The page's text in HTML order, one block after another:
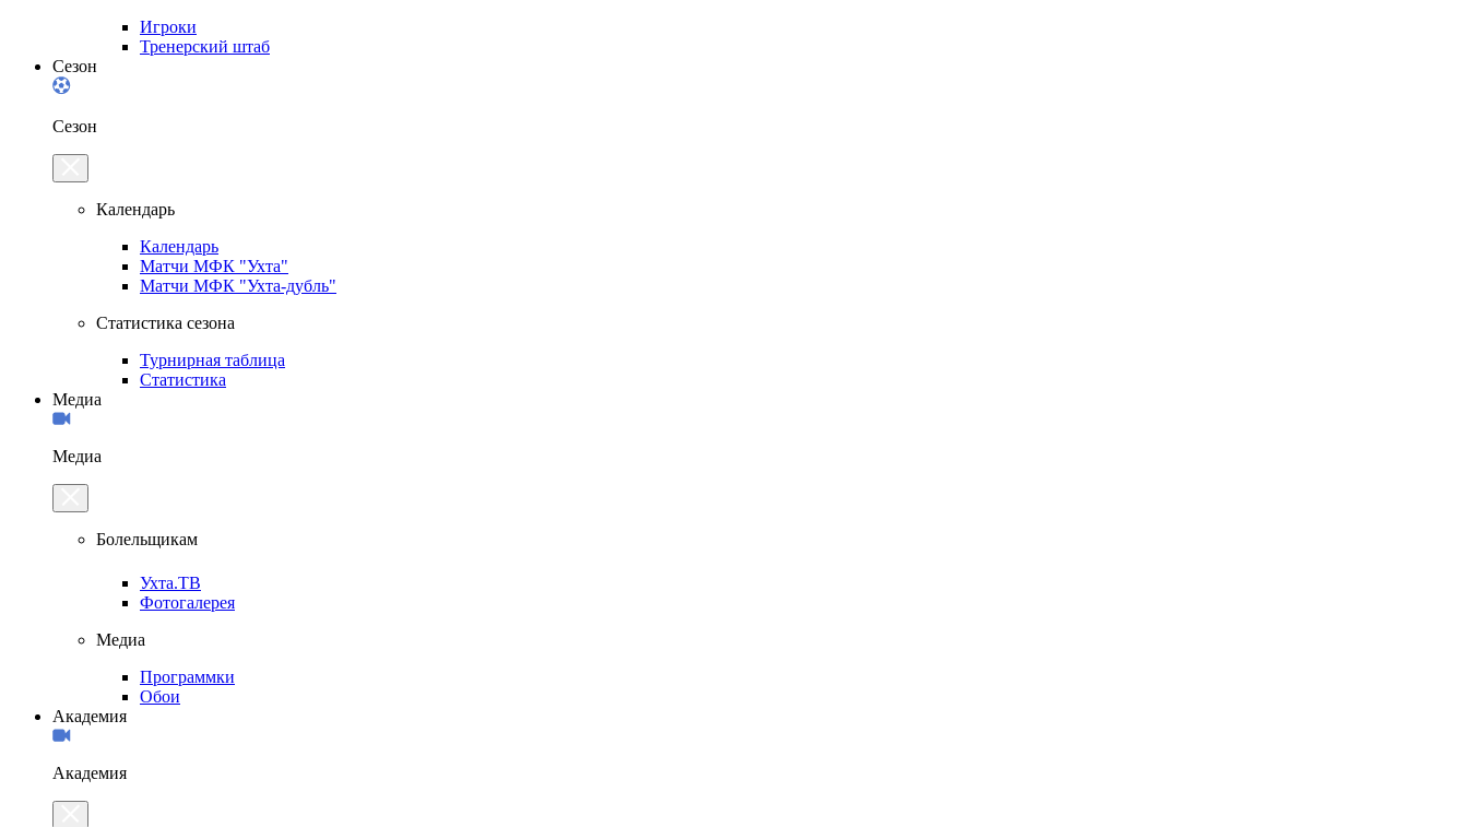
Игроки
Тренерский штаб
Сезон
Сезон
Календарь
Календарь
Матчи МФК "Ухта"
Матчи МФК "Ухта-дубль"
Статистика сезона
Турнирная таблица
Статистика
Медиа
Медиа
Болельщикам
Ухта.ТВ
Фотогалерея
Медиа
Программки
Обои
Академия
Академия